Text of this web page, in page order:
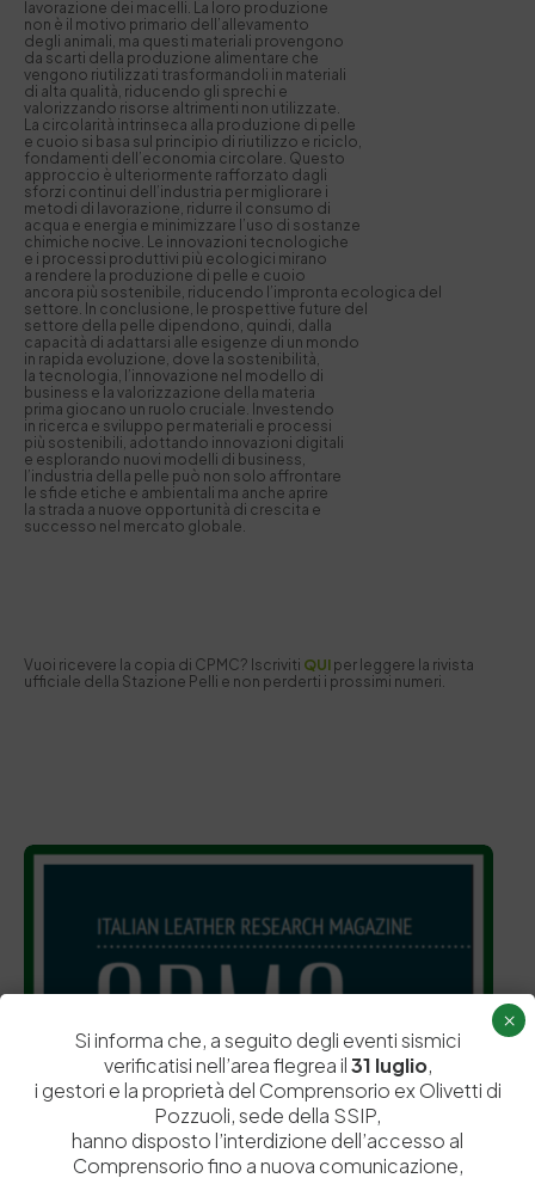
lavorazione dei macelli. La loro produzione
non è il motivo primario dell’allevamento
degli animali, ma questi materiali provengono
da scarti della produzione alimentare che
vengono riutilizzati trasformandoli in materiali
di alta qualità, riducendo gli sprechi e
valorizzando risorse altrimenti non utilizzate.
La circolarità intrinseca alla produzione di pelle
e cuoio si basa sul principio di riutilizzo e riciclo,
fondamenti dell’economia circolare. Questo
approccio è ulteriormente rafforzato dagli
sforzi continui dell’industria per migliorare i
metodi di lavorazione, ridurre il consumo di
acqua e energia e minimizzare l’uso di sostanze
chimiche nocive. Le innovazioni tecnologiche
e i processi produttivi più ecologici mirano
a rendere la produzione di pelle e cuoio
ancora più sostenibile, riducendo l’impronta ecologica del
settore. In conclusione, le prospettive future del
settore della pelle dipendono, quindi, dalla
capacità di adattarsi alle esigenze di un mondo
in rapida evoluzione, dove la sostenibilità,
la tecnologia, l’innovazione nel modello di
business e la valorizzazione della materia
prima giocano un ruolo cruciale. Investendo
in ricerca e sviluppo per materiali e processi
più sostenibili, adottando innovazioni digitali
e esplorando nuovi modelli di business,
l’industria della pelle può non solo affrontare
le sfide etiche e ambientali ma anche aprire
la strada a nuove opportunità di crescita e
successo nel mercato globale.
Vuoi ricevere la copia di CPMC? Iscriviti QUI per leggere la rivista
ufficiale della Stazione Pelli e non perderti i prossimi numeri.
Si informa che, a seguito degli eventi sismici
verificatisi nell’area flegrea il31 luglio,
i gestori e la proprietà del Comprensorio ex Olivetti di
Pozzuoli, sede della SSIP,
hanno disposto l’interdizione dell’accesso al
Comprensorio fino a nuova comunicazione,
×